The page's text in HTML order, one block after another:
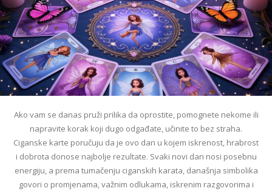
Ako vam se danas pruži prilika da oprostite, pomognete nekome ili
napravite korak koji dugo odgađate, učinite to bez straha.
Ciganske karte poručuju da je ovo dan u kojem iskrenost, hrabrost
i dobrota donose najbolje rezultate. Svaki novi dan nosi posebnu
energiju, a prema tumačenju ciganskih karata, današnja simbolika
govori o promjenama, važnim odlukama, iskrenim razgovorima i